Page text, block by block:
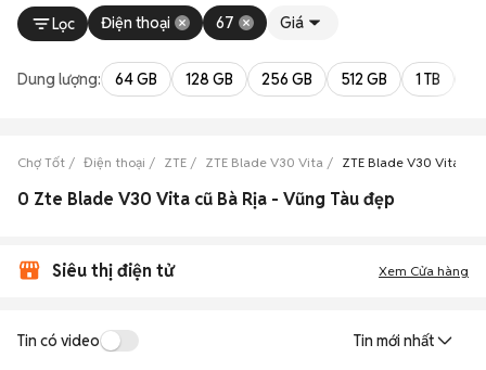
Lọc Điện thoại 67 Giá
Dung lượng: 64 GB 128 GB 256 GB 512 GB 1 TB
Chợ Tốt Điện thoại ZTE ZTE Blade V30 Vita ZTE Blade V30 Vita Bà
0 Zte Blade V30 Vita cũ Bà Rịa - Vũng Tàu đẹp
Siêu thị điện tử Xem Cửa hàng
Tin có video Tin mới nhất